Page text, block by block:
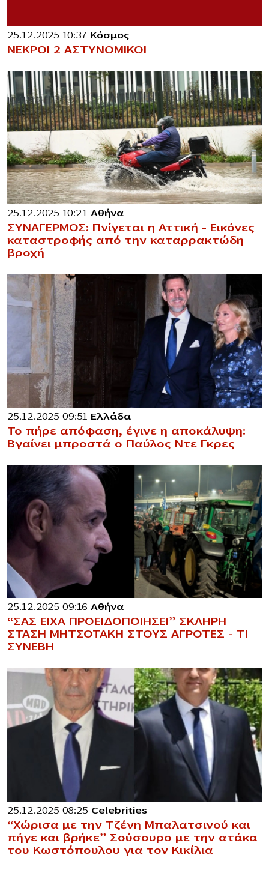
25.12.2025 10:37 Κόσμος
ΝΕΚΡΟΙ 2 ΑΣΤΥΝΟΜΙΚΟΙ
25.12.2025 10:21 Αθήνα
ΣΥΝΑΓΕΡΜΟΣ: Πνίγεται η Αττική – Εικόνες
καταστροφής από την καταρρακτώδη
βροχή
25.12.2025 09:51 Ελλάδα
Το πήρε απόφαση, έγινε η αποκάλυψη:
Βγαίνει μπροστά ο Παύλος Ντε Γκρες
25.12.2025 09:16 Αθήνα
“ΣΑΣ ΕΙΧΑ ΠΡΟΕΙΔΟΠΟΙΗΣΕΙ” ΣΚΛΗΡΗ
ΣΤΑΣΗ ΜΗΤΣΟΤΑΚΗ ΣΤΟΥΣ ΑΓΡΟΤΕΣ – ΤΙ
ΣΥΝΕΒΗ
25.12.2025 08:25 Celebrities
“Χώρισα με την Τζένη Μπαλατσινού και
πήγε και βρήκε” Σούσουρο με την ατάκα
του Κωστόπουλου για τον Κικίλια